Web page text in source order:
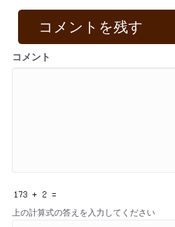
コメントを残す
コメント
上の計算式の答えを入力してください